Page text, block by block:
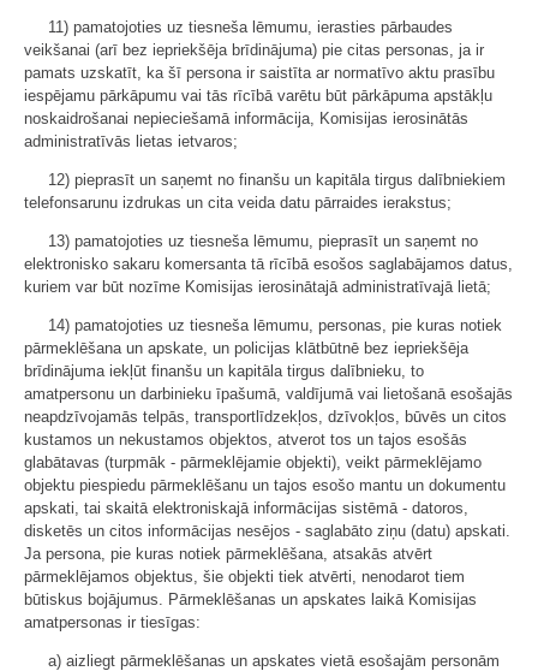
11) pamatojoties uz tiesneša lēmumu, ierasties pārbaudes
veikšanai (arī bez iepriekšēja brīdinājuma) pie citas personas, ja ir
pamats uzskatīt, ka šī persona ir saistīta ar normatīvo aktu prasību
iespējamu pārkāpumu vai tās rīcībā varētu būt pārkāpuma apstākļu
noskaidrošanai nepieciešamā informācija, Komisijas ierosinātās
administratīvās lietas ietvaros;
12) pieprasīt un saņemt no finanšu un kapitāla tirgus dalībniekiem
telefonsarunu izdrukas un cita veida datu pārraides ierakstus;
13) pamatojoties uz tiesneša lēmumu, pieprasīt un saņemt no
elektronisko sakaru komersanta tā rīcībā esošos saglabājamos datus,
kuriem var būt nozīme Komisijas ierosinātajā administratīvajā lietā;
14) pamatojoties uz tiesneša lēmumu, personas, pie kuras notiek
pārmeklēšana un apskate, un policijas klātbūtnē bez iepriekšēja
brīdinājuma iekļūt finanšu un kapitāla tirgus dalībnieku, to
amatpersonu un darbinieku īpašumā, valdījumā vai lietošanā esošajās
neapdzīvojamās telpās, transportlīdzekļos, dzīvokļos, būvēs un citos
kustamos un nekustamos objektos, atverot tos un tajos esošās
glabātavas (turpmāk - pārmeklējamie objekti), veikt pārmeklējamo
objektu piespiedu pārmeklēšanu un tajos esošo mantu un dokumentu
apskati, tai skaitā elektroniskajā informācijas sistēmā - datoros,
disketēs un citos informācijas nesējos - saglabāto ziņu (datu) apskati.
Ja persona, pie kuras notiek pārmeklēšana, atsakās atvērt
pārmeklējamos objektus, šie objekti tiek atvērti, nenodarot tiem
būtiskus bojājumus. Pārmeklēšanas un apskates laikā Komisijas
amatpersonas ir tiesīgas:
a) aizliegt pārmeklēšanas un apskates vietā esošajām personām